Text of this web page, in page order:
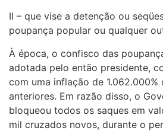
II – que vise a detenção ou
poupança popular ou qualquer
À época, o confisco das
adotada pelo então presidente,
com uma inflação de 1.062.000%
anteriores. Em razão disso, o
bloqueou todos os saques em
mil cruzados novos, durante o